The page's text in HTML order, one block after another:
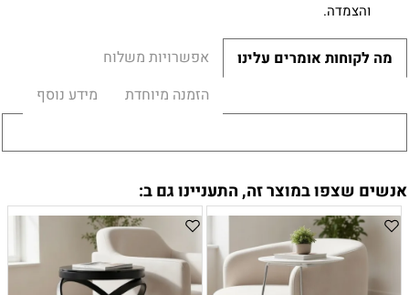
והצמדה.
מה לקוחות אומרים עלינו
אפשרויות משלוח
הזמנה מיוחדת
מידע נוסף
אנשים שצפו במוצר זה, התעניינו גם ב: